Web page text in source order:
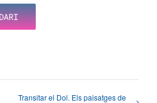
Transitar el Dol. Els paisatges de